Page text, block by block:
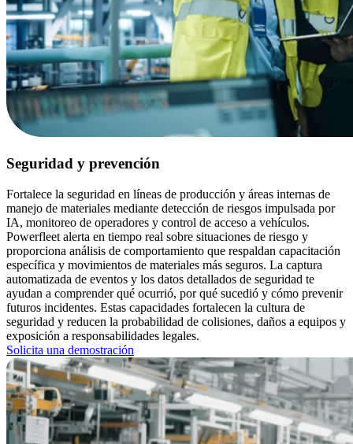
Seguridad y prevención
Fortalece la seguridad en líneas de producción y áreas internas de
manejo de materiales mediante detección de riesgos impulsada por
IA, monitoreo de operadores y control de acceso a vehículos.
Powerfleet alerta en tiempo real sobre situaciones de riesgo y
proporciona análisis de comportamiento que respaldan capacitación
específica y movimientos de materiales más seguros. La captura
automatizada de eventos y los datos detallados de seguridad te
ayudan a comprender qué ocurrió, por qué sucedió y cómo prevenir
futuros incidentes. Estas capacidades fortalecen la cultura de
seguridad y reducen la probabilidad de colisiones, daños a equipos y
exposición a responsabilidades legales.
Solicita una demostración